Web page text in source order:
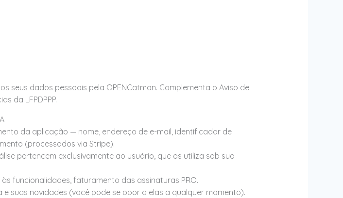
seus dados pessoais pela OPENCatman. Complementa o Aviso de
da LFPDPPP.
da aplicação — nome, endereço de e-mail, identificador de
(processados via Stripe).
pertencem exclusivamente ao usuário, que os utiliza sob sua
funcionalidades, faturamento das assinaturas PRO.
suas novidades (você pode se opor a elas a qualquer momento).